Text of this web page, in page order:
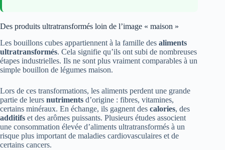
Des produits ultratransformés loin de l’image « maison »
Les bouillons cubes appartiennent à la famille des aliments
ultratransformés. Cela signifie qu’ils ont subi de nombreuses
étapes industrielles. Ils ne sont plus vraiment comparables à un
simple bouillon de légumes maison.
Lors de ces transformations, les aliments perdent une grande
partie de leurs nutriments d’origine : fibres, vitamines,
certains minéraux. En échange, ils gagnent des calories, des
additifs et des arômes puissants. Plusieurs études associent
une consommation élevée d’aliments ultratransformés à un
risque plus important de maladies cardiovasculaires et de
certains cancers.